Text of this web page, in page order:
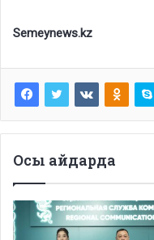
Semeynews.kz
Осы айдарда